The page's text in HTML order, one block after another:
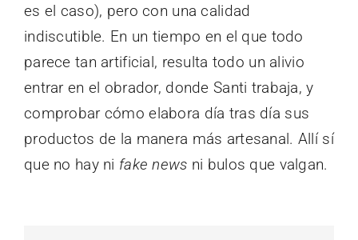
es el caso), pero con una calidad
indiscutible. En un tiempo en el que todo
parece tan artificial, resulta todo un alivio
entrar en el obrador, donde Santi trabaja, y
comprobar cómo elabora día tras día sus
productos de la manera más artesanal. Allí sí
que no hay ni fake news ni bulos que valgan.